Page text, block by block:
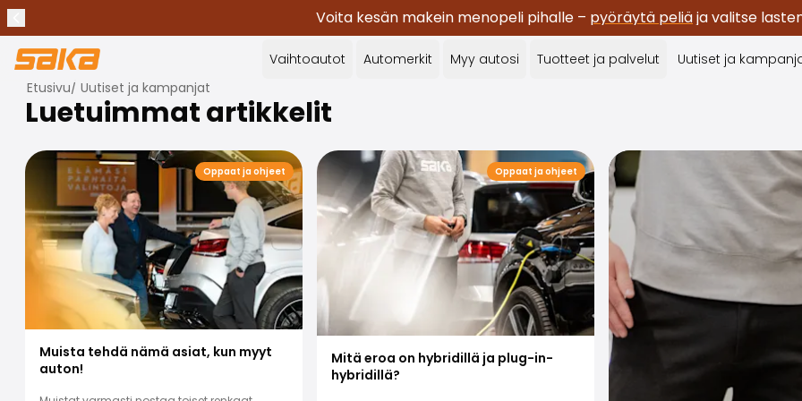
Voita kesän makein menopeli pihalle – pyöräytä peliäja valitse
Lopeta ilmoitukset
✕
Vaihtoautot Automerkit Myy autosi Tuotteet ja palvelut Uutiset ja
Etusivu/ Uutiset ja kampanjat
Luetuimmat artikkelit
Oppaat ja ohjeet
Muista tehdä nämä asiat, kun myyt
auton!
Oppaat ja ohjeet
Mitä eroa on hybridillä ja plug-in-
hybridillä?